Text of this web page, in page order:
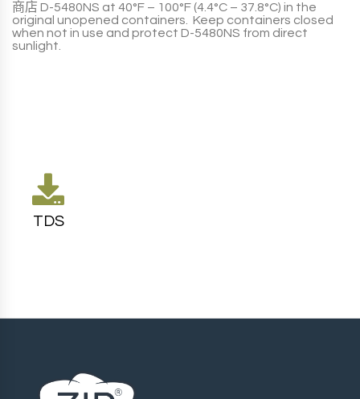
商店 D-5480NS at 40°F – 100°F (4.4°C – 37.8°C) in the
original unopened containers. Keep containers closed
when not in use and protect D-5480NS from direct
sunlight.
TDS